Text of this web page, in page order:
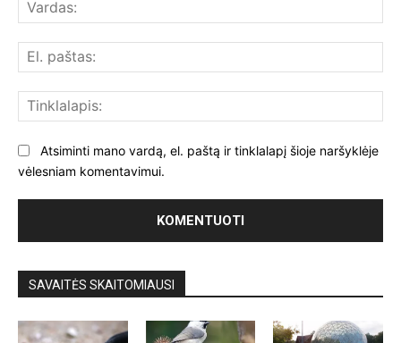
Atsiminti mano vardą, el. paštą ir tinklalapį šioje naršyklėje
vėlesniam komentavimui.
SAVAITĖS SKAITOMIAUSI